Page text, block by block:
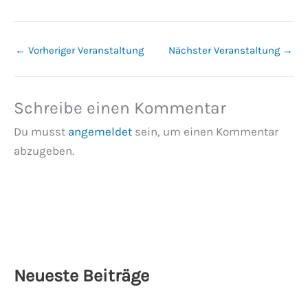
← Vorheriger Veranstaltung Nächster Veranstaltung →
Schreibe einen Kommentar
Du musst angemeldet sein, um einen Kommentar
abzugeben.
Neueste Beiträge